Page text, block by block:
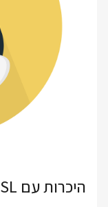
היכרות עם WSL